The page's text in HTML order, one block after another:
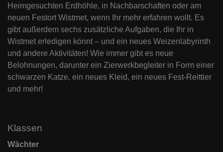
Heimgesuchten Erdhöhle, in Nachbarschaften oder am
neuen Festort Wistmet, wenn Ihr mehr erfahren wollt. Es
gibt außerdem sechs zusätzliche Aufgaben, die Ihr in
Wistmet erledigen könnt – und ein neues Weizenlabyrinth
und andere Aktivitäten! Wie immer gibt es neue
Belohnungen, darunter ein Zierwerkbegleiter in Form einer
schwarzen Katze, ein neues Kleid, ein neues Fest-Reittier
und mehr!
Klassen
Wächter